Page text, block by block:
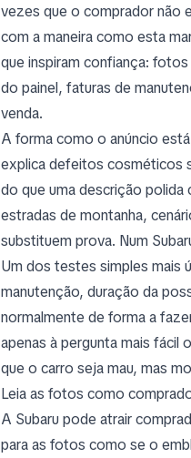
vezes que o comprador não
com a maneira como esta
que inspiram confiança:
do painel, faturas de
venda.
A forma como o anúncio
explica defeitos cosméticos
do que uma descrição polida
estradas de montanha,
substituem prova. Num
Um dos testes simples mais
manutenção, duração da
normalmente de forma a
apenas à pergunta mais fácil
que o carro seja mau, mas
Leia as fotos como
A Subaru pode atrair
para as fotos como se o